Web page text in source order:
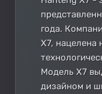
года.
X7, нацелена
Модель X7
дизайном и